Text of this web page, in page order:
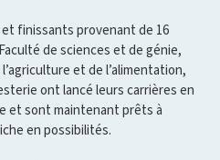
finissants provenant de 16
de sciences et de génie,
et de l’alimentation,
ont lancé leurs carrières en
et sont maintenant prêts à
en possibilités.